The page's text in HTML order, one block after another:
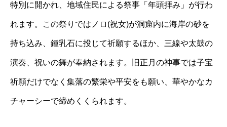
特別に開かれ、地域住民による祭事「年頭拝み」が行わ
れます。この祭りではノロ(祝女)が洞窟内に海岸の砂を
持ち込み、鍾乳石に投じて祈願するほか、三線や太鼓の
演奏、祝いの舞が奉納されます。旧正月の神事では子宝
祈願だけでなく集落の繁栄や平安をも願い、華やかなカ
チャーシーで締めくくられます。